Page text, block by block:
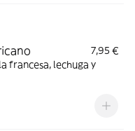
7,95 €
francesa, lechuga y